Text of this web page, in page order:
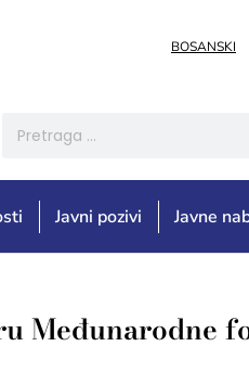
BOSANSKI
Javni pozivi Javne
Međunarodne